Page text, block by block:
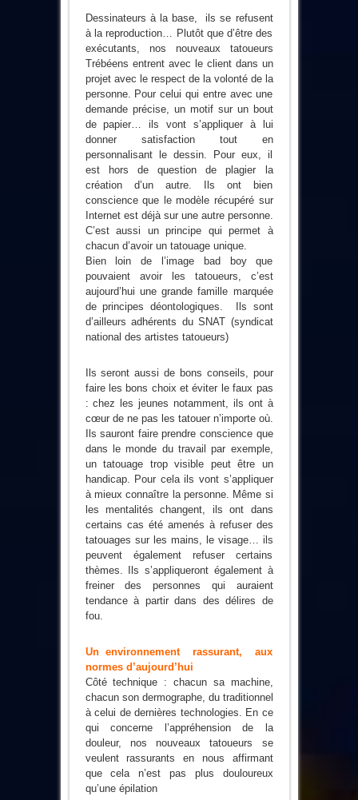
Dessinateurs à la base, ils se refusent
à la reproduction… Plutôt que d’être des
exécutants, nos nouveaux tatoueurs
Trébéens entrent avec le client dans un
projet avec le respect de la volonté de la
personne. Pour celui qui entre avec une
demande précise, un motif sur un bout
de papier… ils vont s’appliquer à lui
donner satisfaction tout en
personnalisant le dessin. Pour eux, il
est hors de question de plagier la
création d’un autre. Ils ont bien
conscience que le modèle récupéré sur
Internet est déjà sur une autre personne.
C’est aussi un principe qui permet à
chacun d’avoir un tatouage unique.
Bien loin de l’image bad boy que
pouvaient avoir les tatoueurs, c’est
aujourd’hui une grande famille marquée
de principes déontologiques. Ils sont
d’ailleurs adhérents du SNAT (syndicat
national des artistes tatoueurs)
Ils seront aussi de bons conseils, pour
faire les bons choix et éviter le faux pas
: chez les jeunes notamment, ils ont à
cœur de ne pas les tatouer n’importe où.
Ils sauront faire prendre conscience que
dans le monde du travail par exemple,
un tatouage trop visible peut être un
handicap. Pour cela ils vont s’appliquer
à mieux connaître la personne. Même si
les mentalités changent, ils ont dans
certains cas été amenés à refuser des
tatouages sur les mains, le visage… ils
peuvent également refuser certains
thèmes. Ils s’appliqueront également à
freiner des personnes qui auraient
tendance à partir dans des délires de
fou.
Un environnement rassurant, aux
normes d’aujourd’hui
Côté technique : chacun sa machine,
chacun son dermographe, du traditionnel
à celui de dernières technologies. En ce
qui concerne l’appréhension de la
douleur, nos nouveaux tatoueurs se
veulent rassurants en nous affirmant
que cela n’est pas plus douloureux
qu’une épilation